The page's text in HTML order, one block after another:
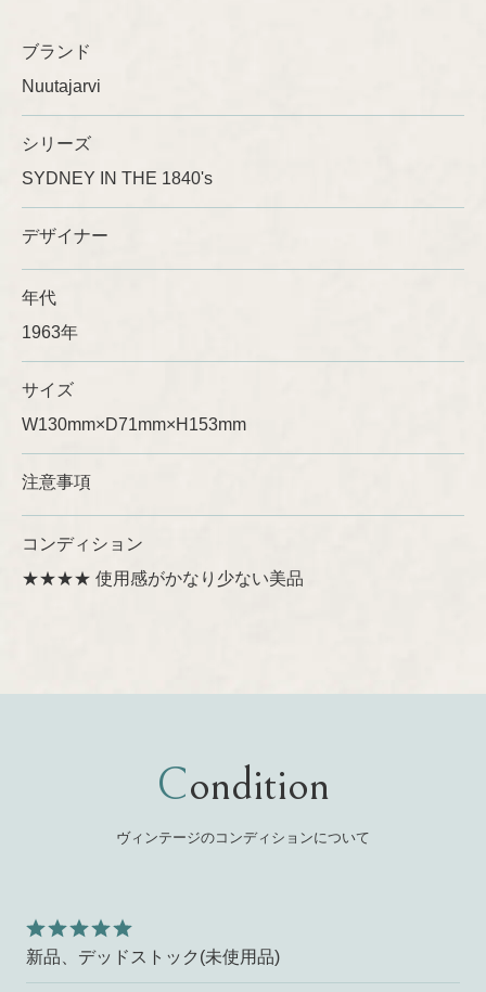
ブランド
Nuutajarvi
シリーズ
SYDNEY IN THE 1840's
デザイナー
年代
1963年
サイズ
W130mm×D71mm×H153mm
注意事項
コンディション
★★★★ 使用感がかなり少ない美品
Condition
ヴィンテージのコンディションについて
新品、デッドストック(未使用品)